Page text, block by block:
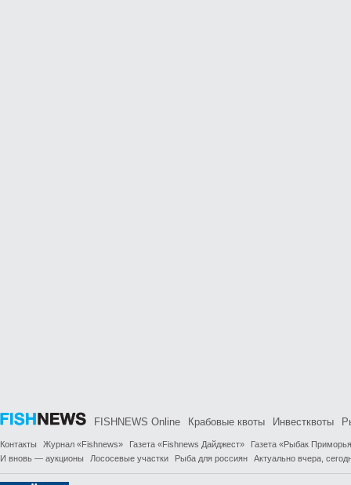
FISHNEWS Online Крабовые квоты Инвестквоты
Контакты Журнал «Fishnews» Газета «Fishnews Дайджест»
Газета «Рыбак
И вновь — аукционы
Лососевые участки Рыба для россиян Актуально вчера,